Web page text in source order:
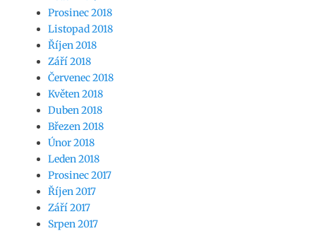
Prosinec 2018
Listopad 2018
Říjen 2018
Září 2018
Červenec 2018
Květen 2018
Duben 2018
Březen 2018
Únor 2018
Leden 2018
Prosinec 2017
Říjen 2017
Září 2017
Srpen 2017